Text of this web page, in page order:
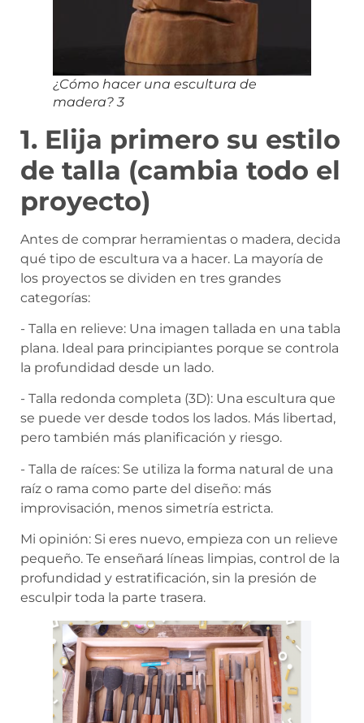
¿Cómo hacer una escultura de
madera? 3
1. Elija primero su estilo
de talla (cambia todo el
proyecto)
Antes de comprar herramientas o madera, decida
qué tipo de escultura va a hacer. La mayoría de
los proyectos se dividen en tres grandes
categorías:
- Talla en relieve: Una imagen tallada en una tabla
plana. Ideal para principiantes porque se controla
la profundidad desde un lado.
- Talla redonda completa (3D): Una escultura que
se puede ver desde todos los lados. Más libertad,
pero también más planificación y riesgo.
- Talla de raíces: Se utiliza la forma natural de una
raíz o rama como parte del diseño: más
improvisación, menos simetría estricta.
Mi opinión: Si eres nuevo, empieza con un relieve
pequeño. Te enseñará líneas limpias, control de la
profundidad y estratificación, sin la presión de
esculpir toda la parte trasera.